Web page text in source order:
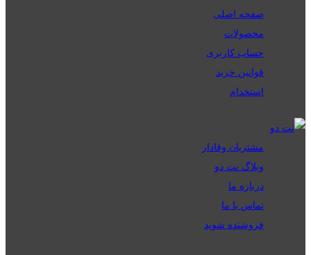
صفحه اصلی
محصولات
حساب کاربری
قوانین خرید
استخدام
مشتریان وفادار
وبلاگ نت دو
درباره ما
تماس با ما
فروشنده شوید